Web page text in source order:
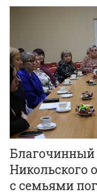
Благочинный
Никольского
с семьями